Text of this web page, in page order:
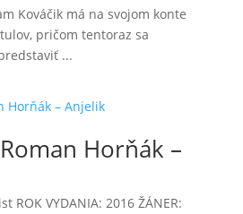
Kováčik má na svojom konte
pričom tentoraz sa
...
Roman Horňák –
ROK VYDANIA: 2016 ŽÁNER: